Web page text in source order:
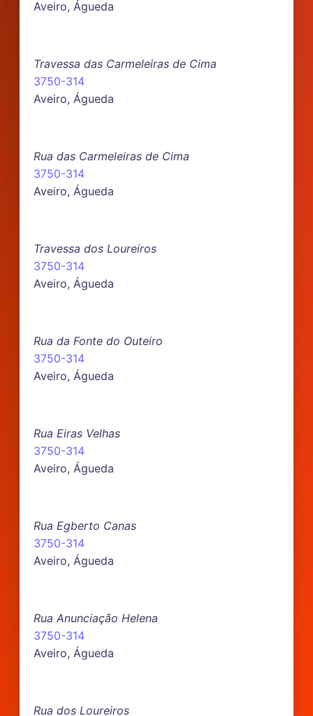
Aveiro, Águeda
Travessa das Carmeleiras de Cima
3750-314
Aveiro, Águeda
Rua das Carmeleiras de Cima
3750-314
Aveiro, Águeda
Travessa dos Loureiros
3750-314
Aveiro, Águeda
Rua da Fonte do Outeiro
3750-314
Aveiro, Águeda
Rua Eiras Velhas
3750-314
Aveiro, Águeda
Rua Egberto Canas
3750-314
Aveiro, Águeda
Rua Anunciação Helena
3750-314
Aveiro, Águeda
Rua dos Loureiros